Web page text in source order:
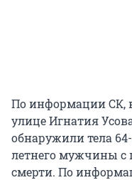
По информации СК,
улице Игнатия
обнаружили тела
летнего мужчины с
смерти. По